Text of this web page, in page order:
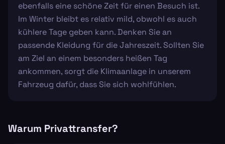
ebenfalls eine schöne Zeit für einen Besuch ist.
Im Winter bleibt es relativ mild, obwohl es auch
kühlere Tage geben kann. Denken Sie an
passende Kleidung für die Jahreszeit. Sollten Sie
am Ziel an einem besonders heißen Tag
ankommen, sorgt die Klimaanlage in unserem
Fahrzeug dafür, dass Sie sich wohlfühlen.
Warum Privattransfer?